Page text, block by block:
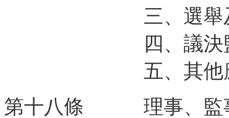
三、選舉及罷
四、議決監事及
五、其他應監
第十八條 理事、監事